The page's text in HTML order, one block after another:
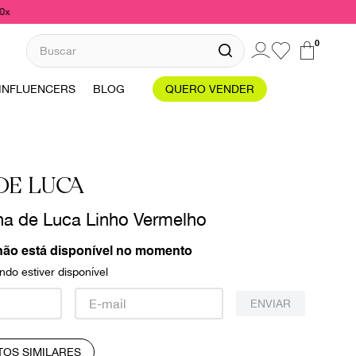
Buscar 0
INFLUENCERS BLOG QUERO VENDER
LUCA
de Luca Linho Vermelho
está disponível no momento
estiver disponível
ENVIAR
SIMILARES